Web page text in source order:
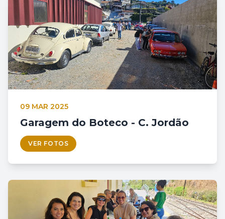
09 MAR 2025
Garagem do Boteco - C. Jordão
VER FOTOS